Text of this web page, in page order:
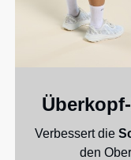
Verbessert die
den